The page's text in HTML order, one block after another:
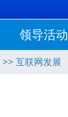
领导活动
>> 互联网发展